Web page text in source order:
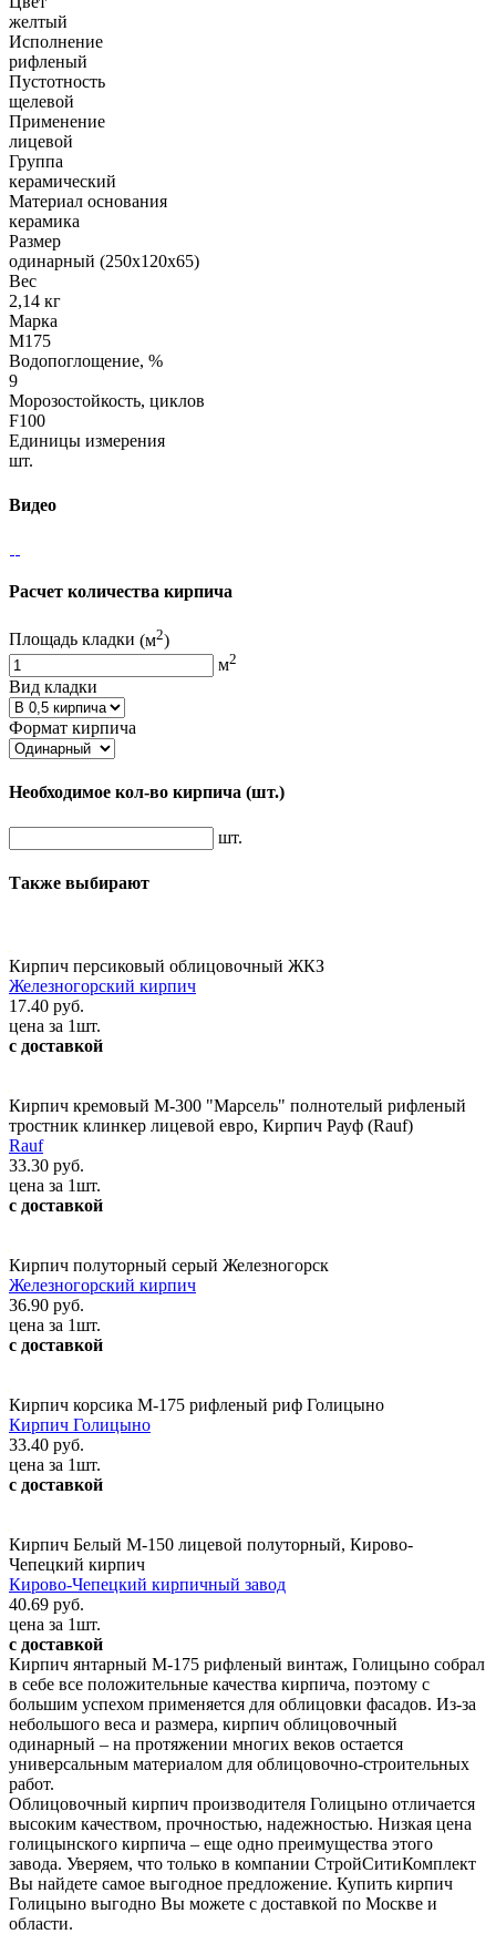
желтый
Исполнение
рифленый
Пустотность
щелевой
Применение
лицевой
Группа
керамический
Материал основания
керамика
Размер
одинарный (250х120х65)
Вес
2,14 кг
Марка
М175
Водопоглощение, %
9
Морозостойкость, циклов
F100
Единицы измерения
шт.
Видео
Расчет количества кирпича
Площадь кладки (м2)
м2
Вид кладки
Формат кирпича
Необходимое кол-во кирпича (шт.)
шт.
Также выбирают
Кирпич персиковый облицовочный ЖКЗ
Железногорский кирпич
17.40 руб.
цена за 1шт.
с доставкой
Кирпич кремовый М-300 "Марсель" полнотелый рифленый
тростник клинкер лицевой евро, Кирпич Рауф (Rauf)
Rauf
33.30 руб.
цена за 1шт.
с доставкой
Кирпич полуторный серый Железногорск
Железногорский кирпич
36.90 руб.
цена за 1шт.
с доставкой
Кирпич корсика М-175 рифленый риф Голицыно
Кирпич Голицыно
33.40 руб.
цена за 1шт.
с доставкой
Кирпич Белый М-150 лицевой полуторный, Кирово-
Чепецкий кирпич
Кирово-Чепецкий кирпичный завод
40.69 руб.
цена за 1шт.
с доставкой
Кирпич янтарный М-175 рифленый винтаж, Голицыно собрал
в себе все положительные качества кирпича, поэтому с
большим успехом применяется для облицовки фасадов. Из-за
небольшого веса и размера, кирпич облицовочный
одинарный – на протяжении многих веков остается
универсальным материалом для облицовочно-строительных
работ.
Облицовочный кирпич производителя Голицыно отличается
высоким качеством, прочностью, надежностью. Низкая цена
голицынского кирпича – еще одно преимущества этого
завода. Уверяем, что только в компании СтройСитиКомплект
Вы найдете самое выгодное предложение. Купить кирпич
Голицыно выгодно Вы можете с доставкой по Москве и
области.